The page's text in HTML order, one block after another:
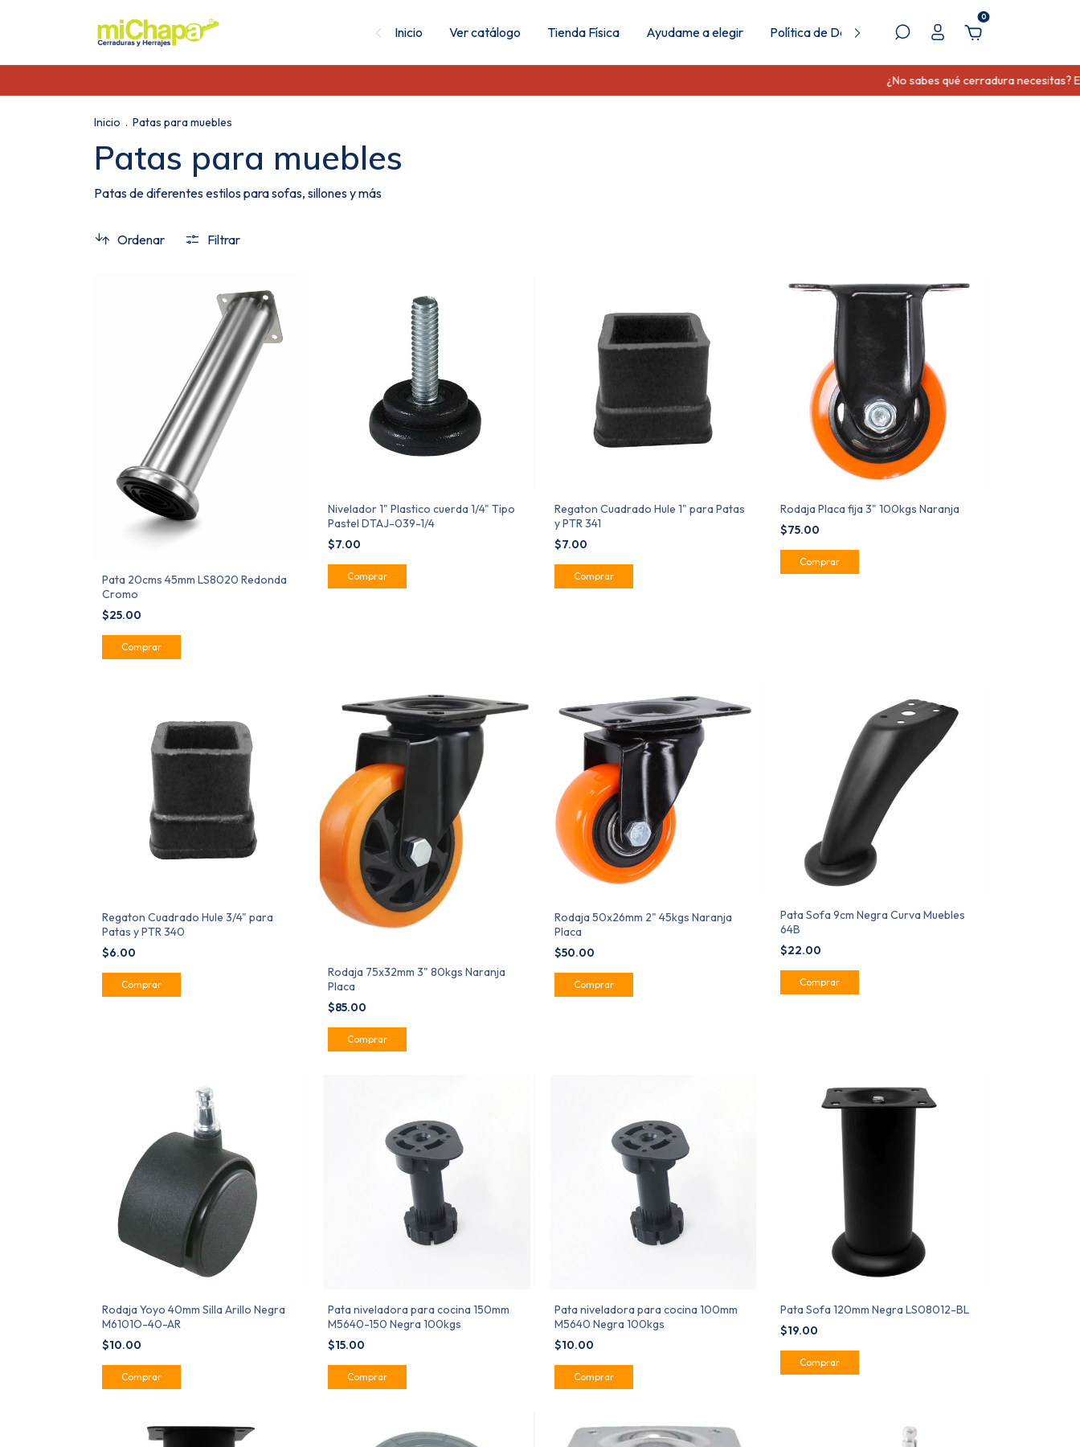
Inicio Ver catálogo Tienda Física Ayudame a elegir Política de Devolución
0
¿No sabes qué cerradura necesitas?
Inicio . Patas para muebles
Patas para muebles
Patas de diferentes estilos para sofas, sillones y más
Ordenar Filtrar
Pata 20cms 45mm LS8020 Redonda
Cromo
$25.00
Nivelador 1" Plastico cuerda 1/4" Tipo
Pastel DTAJ-039-1/4
$7.00
Regaton Cuadrado Hule 1" para Patas
y PTR 341
$7.00
Rodaja Placa fija 3" 100kgs Naranja
$75.00
Regaton Cuadrado Hule 3/4" para
Patas y PTR 340
$6.00
Rodaja 75x32mm 3" 80kgs Naranja
Placa
$85.00
Rodaja 50x26mm 2" 45kgs Naranja
Placa
$50.00
Pata Sofa 9cm Negra Curva Muebles
64B
$22.00
Rodaja Yoyo 40mm Silla Arillo Negra
M6101O-40-AR
$10.00
Pata niveladora para cocina 150mm
M5640-150 Negra 100kgs
$15.00
Pata niveladora para cocina 100mm
M5640 Negra 100kgs
$10.00
Pata Sofa 120mm Negra LS08012-BL
$19.00